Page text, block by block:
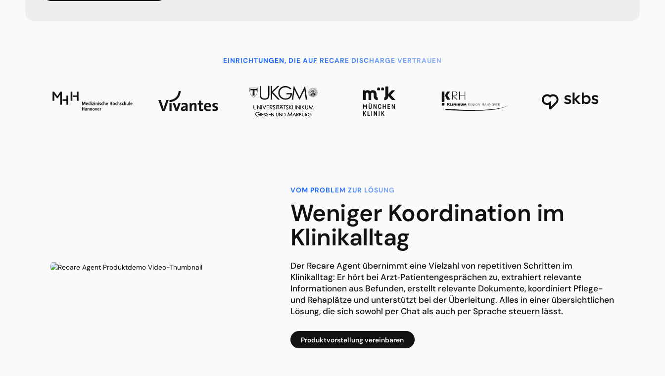
EINRICHTUNGEN, DIE AUF RECARE DISCHARGE VERTRAUEN
VOM PROBLEM ZUR LÖSUNG
Weniger Koordination im
Klinikalltag
Der Recare Agent übernimmt eine Vielzahl von repetitiven Schritten im
Klinikalltag: Er hört bei Arzt‑Patientengesprächen zu, extrahiert relevante
Informationen aus Befunden, erstellt relevante Dokumente, koordiniert Pflege-
und Rehaplätze und unterstützt bei der Überleitung. Alles in einer übersichtlichen
Lösung, die sich sowohl per Chat als auch per Sprache steuern lässt.
Produktvorstellung vereinbaren